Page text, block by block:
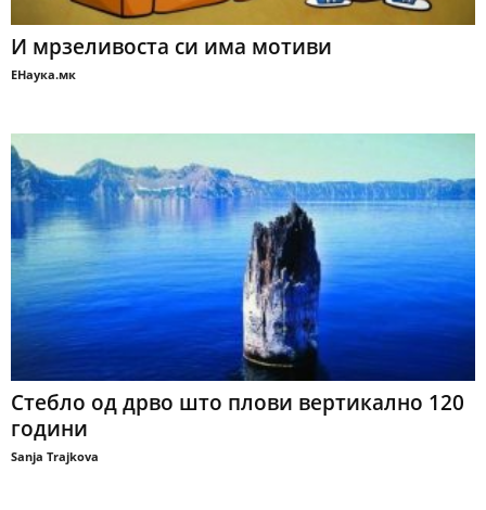
И мрзеливоста си има мотиви
ЕНаука.мк
Стебло од дрво што плови вертикално 120
години
Sanja Trajkova